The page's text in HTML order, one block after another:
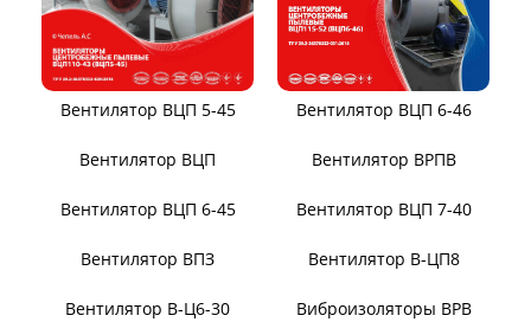
Виброизоляторы ДО